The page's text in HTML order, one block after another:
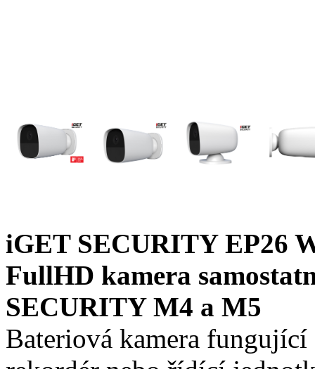
iGET SECURITY EP26
FullHD kamera
SECURITY M4 a M5
Bateriová kamera fungující